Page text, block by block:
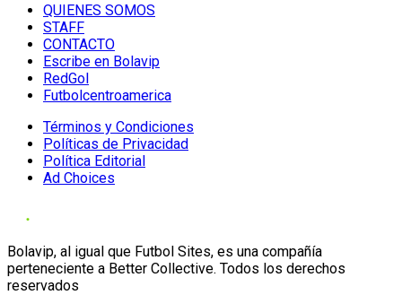
QUIENES SOMOS
STAFF
CONTACTO
Escribe en Bolavip
RedGol
Futbolcentroamerica
Términos y Condiciones
Políticas de Privacidad
Política Editorial
Ad Choices
Bolavip, al igual que Futbol Sites, es una compañía
perteneciente a Better Collective. Todos los derechos
reservados